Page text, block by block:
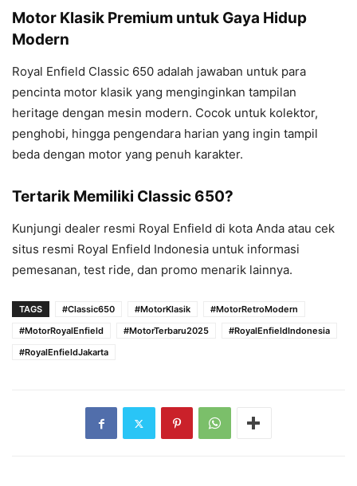
Motor Klasik Premium untuk Gaya Hidup
Modern
Royal Enfield Classic 650 adalah jawaban untuk para
pencinta motor klasik yang menginginkan tampilan
heritage dengan mesin modern. Cocok untuk kolektor,
penghobi, hingga pengendara harian yang ingin tampil
beda dengan motor yang penuh karakter.
Tertarik Memiliki Classic 650?
Kunjungi dealer resmi Royal Enfield di kota Anda atau cek
situs resmi Royal Enfield Indonesia untuk informasi
pemesanan, test ride, dan promo menarik lainnya.
TAGS #Classic650 #MotorKlasik
#MotorRetroModern
#MotorRoyalEnfield
#MotorTerbaru2025
#RoyalEnfieldIndonesia
#RoyalEnfieldJakarta